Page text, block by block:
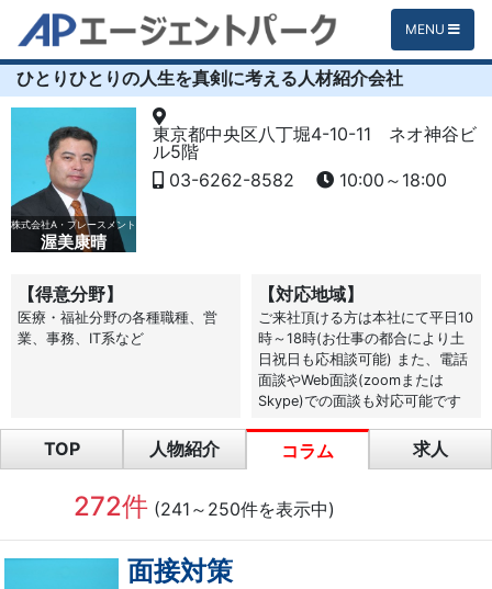
MENU
ひとりひとりの人生を真剣に考える人材紹介会社
株式会社A・プレースメント
渥美康晴
東京都中央区八丁堀4-10-11 ネオ神谷ビ
ル5階
03-6262-8582
10:00～18:00
【得意分野】
医療・福祉分野の各種職種、営
業、事務、IT系など
【対応地域】
ご来社頂ける方は本社にて平日10
時～18時(お仕事の都合により土
日祝日も応相談可能) また、電話
面談やWeb面談(zoomまたは
Skype)での面談も対応可能です
TOP 人物紹介 コラム 求人
272件 (241～250件を表示中)
面接対策